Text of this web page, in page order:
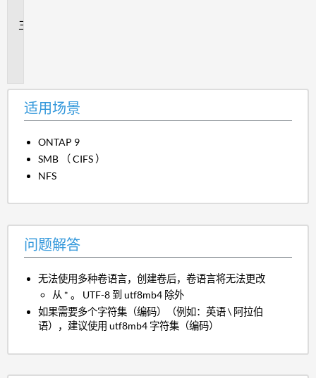
适用场景
ONTAP 9
SMB （ CIFS ）
NFS
问题解答
无法使用多种卷语言，创建卷后，卷语言将无法更改
从 * 。 UTF-8 到 utf8mb4 除外
如果需要多个字符集（编码）（例如：英语 \ 阿拉伯
语），建议使用 utf8mb4 字符集（编码）